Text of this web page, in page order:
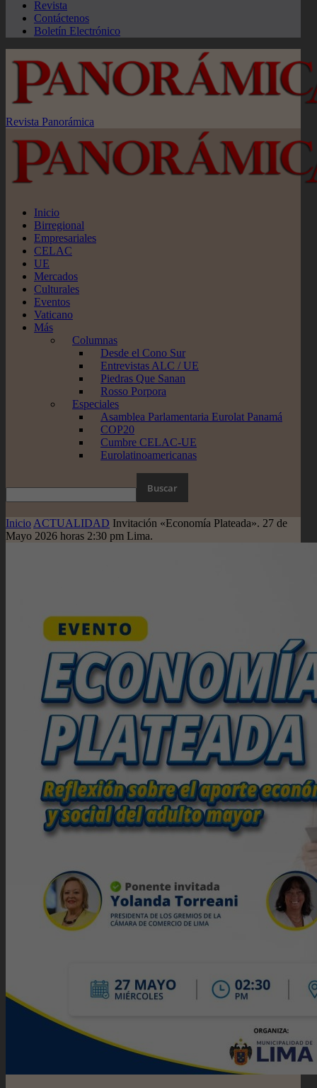
Revista
Contáctenos
Boletín Electrónico
Revista Panorámica
Inicio
Birregional
Empresariales
CELAC
UE
Mercados
Culturales
Eventos
Vaticano
Más
Columnas
Desde el Cono Sur
Entrevistas ALC / UE
Piedras Que Sanan
Rosso Porpora
Especiales
Asamblea Parlamentaria Eurolat Panamá
COP20
Cumbre CELAC-UE
Eurolatinoamericanas
Inicio ACTUALIDAD Invitación «Economía Plateada». 27 de
Mayo 2026 horas 2:30 pm Lima.